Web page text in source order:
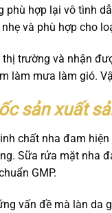
phù hợp lại vô tình
và phù hợp cho
thị trường và nhận
làm mưa làm gió.
sản xuất
chất nha đam
Sữa rửa mặt nha
GMP.
vấn đề mà làn da